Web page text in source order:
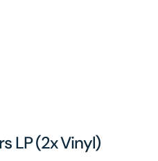
LP (2x Vinyl)